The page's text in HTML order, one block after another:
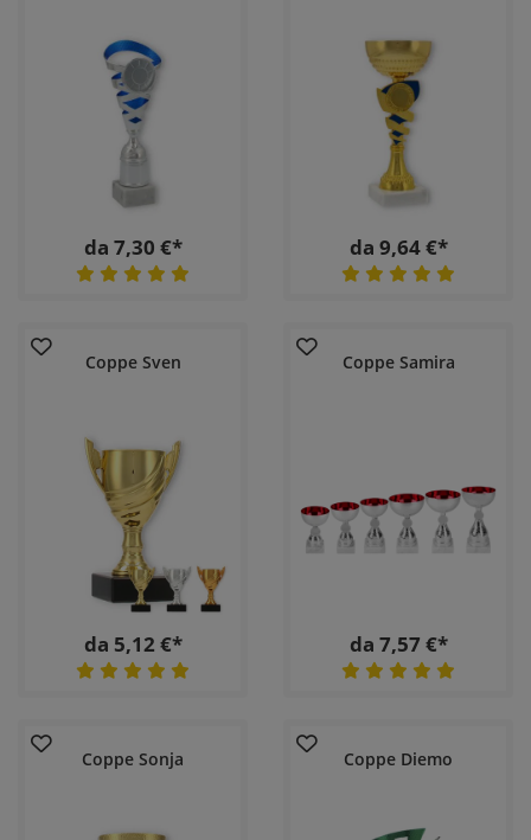
da 7,30 €* da 9,64 €*
Coppe Sven
da 5,12 €*
Coppe Samira
da 7,57 €*
Coppe Sonja Coppe Diemo